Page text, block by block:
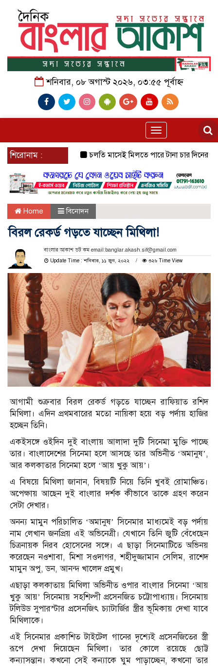
শনিবার, ০৮ অগাস্ট ২০২৬, ০৩:৫৫ পূর্বাহ্ন
Toggle
navigation
শিরোনাম : চলতি মাসেই মিলতে পারে টানা চার দিনের ছুটির
Home বিনোদন
বিরল রেকর্ড গড়তে যাচ্ছেন মিথিলা!
বাংলার আকাশ ডট কম email:banglar.akash.sif@gmail.com
Update Time : শনিবার, ১১ জুন, ২০২২
৩২৬ Time View
আগামী শুক্রবার বিরল রেকর্ড গড়তে যাচ্ছেন রাফিয়াত রশিদ
মিথিলা। এদিন প্রথমবারের মতো নায়িকা হয়ে বড় পর্দায় হাজির
হচ্ছেন তিনি।
একইসঙ্গে ওইদিন দুই বাংলায় আলাদা দুটি সিনেমা মুক্তি পাচ্ছে
তার। বাংলাদেশের সিনেমা হলে আসছে তার অভিনীত ‘অমানুষ’,
আর কলকাতার সিনেমা হলে ‘আয় খুকু আয়’।
এ বিষয়ে মিথিলা জানান, বিষয়টি নিয়ে তিনি খুবই রোমাঞ্চিত।
অপেক্ষায় আছেন দুই বাংলার দর্শক কীভাবে তাকে গ্রহণ করেন
সেটা দেখার।
অনন্য মামুন পরিচালিত ‘অমানুষ’ সিনেমার মাধ্যমেই বড় পর্দায়
নাম লেখান জনপ্রিয় এই অভিনেত্রী। যেখানে তিনি জুটি বেঁধেছেন
চিত্রনায়ক নিরব হোসেনের সঙ্গে। এ ছাড়া সিনেমাটিতে অভিনয়
করেছেন নওশাবা, মিশা সওদাগর, শহীদুজ্জামান সেলিম, রাশেদ
মামুন অপু, ডন, আনন্দ খালেদ প্রমুখ।
এছাড়া কলকাতায় মিথিলা অভিনীত ওপার বাংলার সিনেমা ‘আয়
খুকু আয়’ সিনেমায় সহশিল্পী প্রসেনজিত চট্টোপাধ্যায়। সিনেমায়
টলিউড সুপারস্টার প্রসেনজিৎ চ্যাটার্জির স্ত্রীর ভূমিকায় দেখা যাবে
মিথিলাকে।
এই সিনেমার প্রকাশিত টাইটেল গানের দৃশ্যেই প্রসেনজিতের স্ত্রী
রূপে দেখা দিয়েছেন মিথিলা। তার কোলে রয়েছে ছোট্ট
কন্যাসন্তান। কখনো সেই কন্যাকে ঘুম পাড়াচ্ছেন, কখনো তার